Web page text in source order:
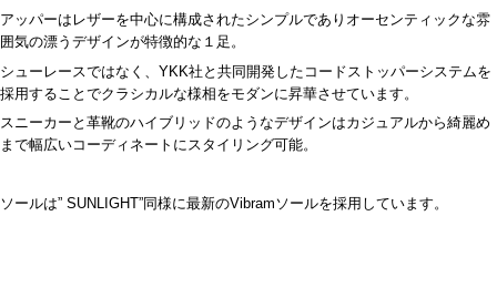
アッパーはレザーを中心に構成されたシンプルでありオーセンティックな雰
囲気の漂うデザインが特徴的な１足。
シューレースではなく、 YKK社と共同開発したコードストッパーシステムを
採用することでクラシカルな様相をモダンに昇華させています。
スニーカーと革靴のハイブリッドのようなデザインはカジュアルから綺麗め
まで幅広いコーディネートにスタイリング可能。
ソールは” SUNLIGHT”同様に最新のVibram ソールを採用しています。